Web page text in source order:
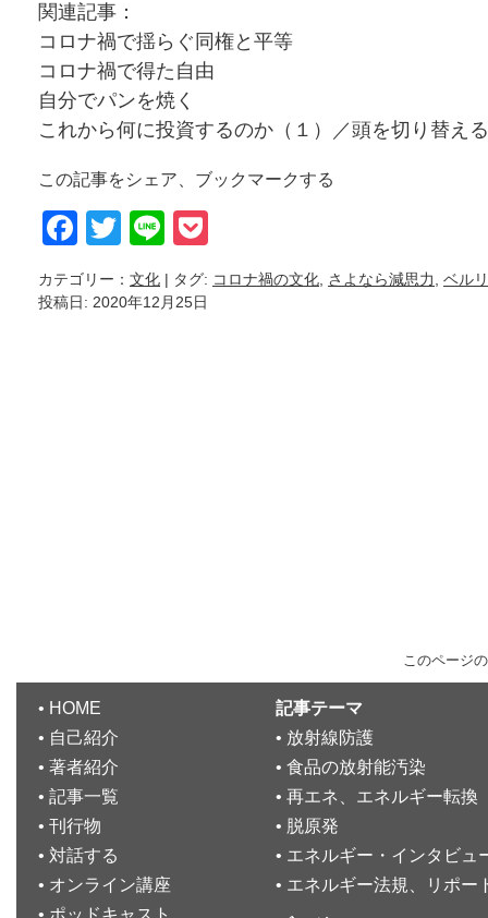
関連記事：
コロナ禍で揺らぐ同権と平等
コロナ禍で得た自由
自分でパンを焼く
これから何に投資するのか（１）／頭を切り替える
この記事をシェア、ブックマークする
Facebook
Twitter
Line
カテゴリー： 文化 | タグ: コロナ禍の文化 さよなら減思力
ベル
投稿日: 2020年12月25日
このページ